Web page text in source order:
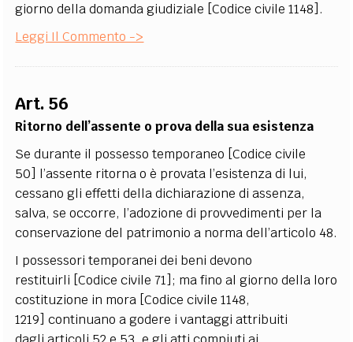
giorno della domanda giudiziale [Codice civile 1148].
Leggi Il Commento ->
Art. 56
Ritorno dell’assente o prova della sua esistenza
Se durante il possesso temporaneo [Codice civile
50] l’assente ritorna o è provata l’esistenza di lui,
cessano gli effetti della dichiarazione di assenza,
salva, se occorre, l’adozione di provvedimenti per la
conservazione del patrimonio a norma dell’articolo 48.
I possessori temporanei dei beni devono
restituirli [Codice civile 71]; ma fino al giorno della loro
costituzione in mora [Codice civile 1148,
1219] continuano a godere i vantaggi attribuiti